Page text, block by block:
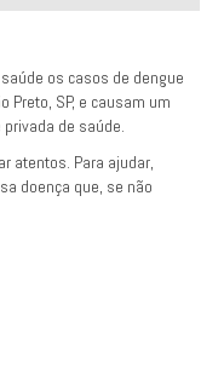
os casos de dengue
Preto, SP, e causam um
de saúde.
atentos. Para ajudar,
doença que, se não